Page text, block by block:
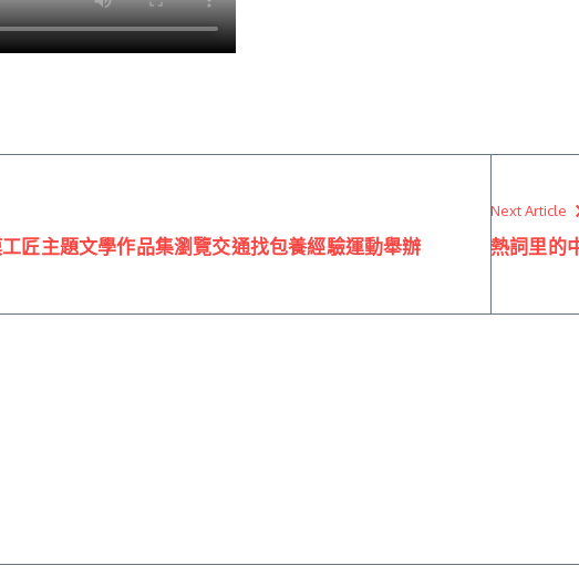
匠主題文學作品集瀏覽交通找包養經驗運動舉辦
Next Article
熱詞里的